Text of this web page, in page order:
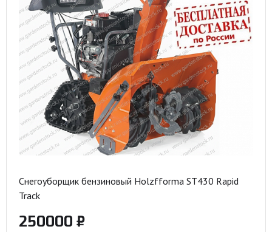
Снегоуборщик бензиновый Holzfforma ST430 Rapid
Track
250000 ₽